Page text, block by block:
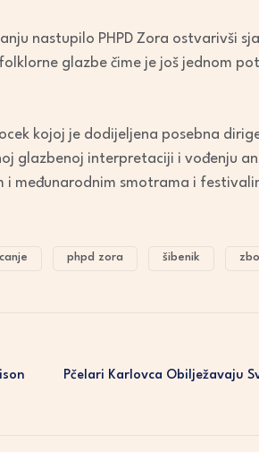
decrease
volume.
nastupilo PHPD Zora ostvarivši
glazbe čime je još jednom
kojoj je dodijeljena posebna
glazbenoj interpretaciji i vođenju
i međunarodnim smotrama i
phpd zora šibenik
Pčelari Karlovca Obilježavaju